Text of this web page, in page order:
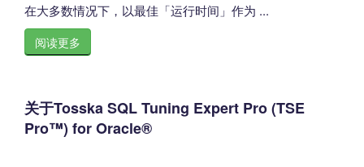
在大多数情况下，以最佳「运行时间」作为 ...
阅读更多
关于Tosska SQL Tuning Expert Pro (TSE
Pro™) for Oracle®